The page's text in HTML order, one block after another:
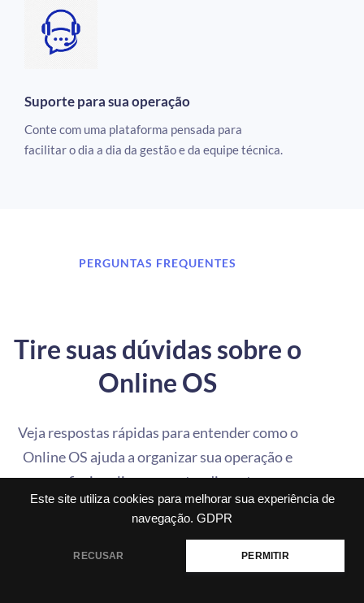
Este site utiliza cookies para melhorar sua experiência de
navegação. GDPR
RECUSAR PERMITIR
Suporte para sua operação
Conte com uma plataforma pensada para
facilitar o dia a dia da gestão e da equipe técnica.
PERGUNTAS FREQUENTES
Tire suas dúvidas sobre o
Online OS
Veja respostas rápidas para entender como o
Online OS ajuda a organizar sua operação e
profissionalizar seus atendimentos.
O que é o Online OS?